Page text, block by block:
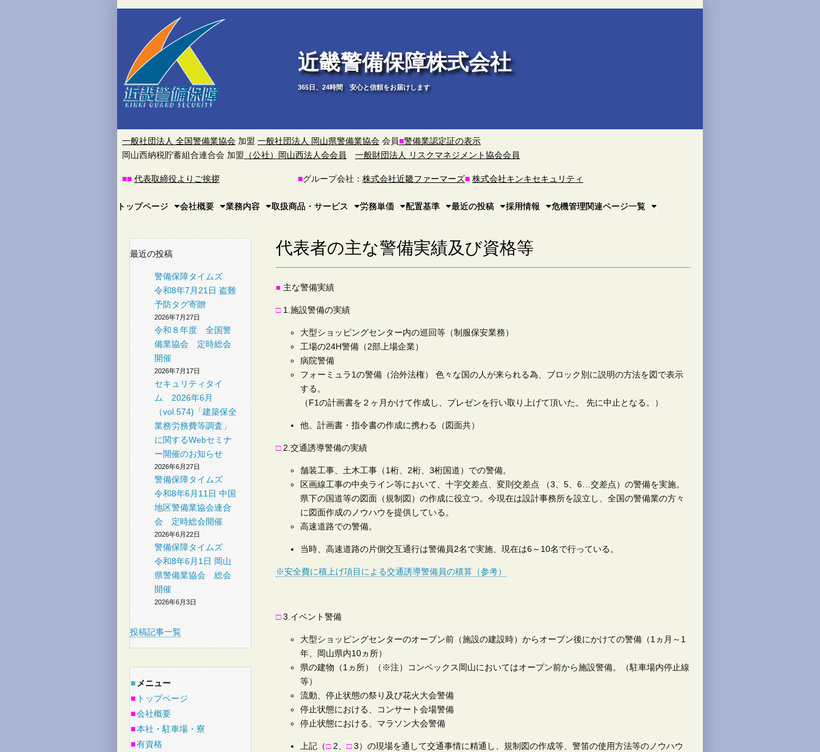
近
畿
警
備
保
障
株
式
会
社
近畿警備保障株式会社
365日、24時間 安心と信頼をお届けします
一般社団法人 全国警備業協会 加盟 一般社団法人 岡山県警備業協会 会員■警備業認定証の表示
岡山西納税貯蓄組合連合会 加盟 （公社）岡山西法人会会員 一般財団法人 リスクマネジメント協会会員
■■ 代表取締役よりご挨拶 ■グループ会社： 株式会社近畿ファーマーズ■ 株式会社キンキセキュリティ
Main
Skip
トップページ 会社概要 業務内容 取扱商品・サービス 労務単価 配置基準 最近の投稿 採用情報 危機管理関連ページ一覧
代表者の主な警備実績及び資格等
■ 主な警備実績
□1.施設警備の実績
大型ショッピングセンター内の巡回等（制服保安業務）
工場の24H警備（2部上場企業）
病院警備
フォーミュラ1の警備（治外法権） 色々な国の人が来られる為、ブロック別に説明の方法を図で表示
する。
（F1の計画書を２ヶ月かけて作成し、プレゼンを行い取り上げて頂いた。 先に中止となる。）
他、計画書・指令書の作成に携わる（図面共）
□2.交通誘導警備の実績
舗装工事、土木工事（1桁、2桁、3桁国道）での警備。
区画線工事の中央ライン等において、十字交差点、変則交差点 （3、5、6…交差点）の警備を実施。
県下の国道等の図面（規制図）の作成に役立つ。今現在は設計事務所を設立し、全国の警備業の方々
に図面作成のノウハウを提供している。
高速道路での警備。
当時、高速道路の片側交互通行は警備員2名で実施、現在は6～10名で行っている。
※安全費に積上げ項目による交通誘導警備員の積算（参考）
□3.イベント警備
大型ショッピングセンターのオープン前（施設の建設時）からオープン後にかけての警備（1ヵ月～1
年、岡山県内10ヵ所）
県の建物（1ヵ所）（※注）コンベックス岡山においてはオープン前から施設警備。（駐車場内停止線
等）
流動、停止状態の祭り及び花火大会警備
停止状態における、コンサート会場警備
停止状態における、マラソン大会警備
上記（□2、 □3）の現場を通して交通事情に精通し、規制図の作成等、警笛の使用方法等のノウハウ
最近の投稿
警備保障タイムズ
令和8年7月21日 盗難
予防タグ寄贈
2026年7月27日
令和８年度 全国警
備業協会 定時総会
開催
2026年7月17日
セキュリティタイ
ム 2026年6月
（vol.574)「建築保全
業務労務費等調査」
に関するWebセミナ
ー開催のお知らせ
2026年6月27日
警備保障タイムズ
令和8年6月11日 中国
地区警備業協会連合
会 定時総会開催
2026年6月22日
警備保障タイムズ
令和8年6月1日 岡山
県警備業協会 総会
開催
2026年6月3日
投稿記事一覧
■ メニュー
■ トップページ
■会社概要
■本社・駐車場・寮
■有資格